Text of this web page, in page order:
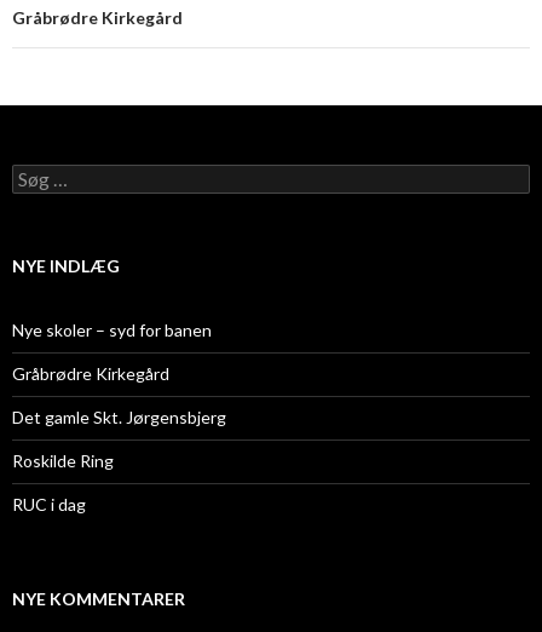
Gråbrødre Kirkegård
S
ø
f
r
:
NYE INDLÆG
Nye skoler – syd for banen
Gråbrødre Kirkegård
Det gamle Skt. Jørgensbjerg
Roskilde Ring
RUC i dag
NYE KOMMENTARER